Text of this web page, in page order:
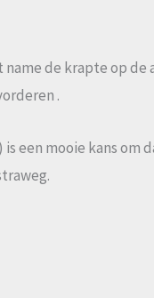
de krapte op
.
een mooie kans